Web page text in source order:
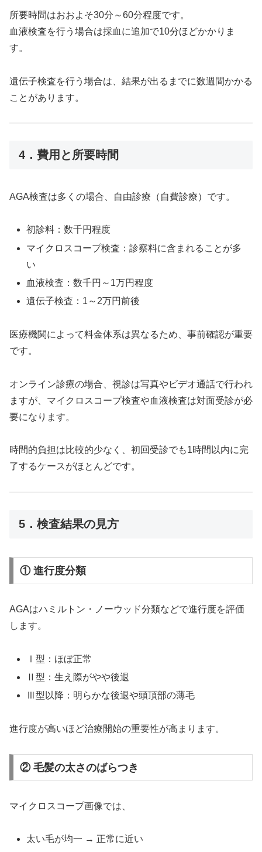
所要時間はおおよそ30分～60分程度です。
血液検査を行う場合は採血に追加で10分ほどかかりま
す。
遺伝子検査を行う場合は、結果が出るまでに数週間かかる
ことがあります。
4．費用と所要時間
AGA検査は多くの場合、自由診療（自費診療）です。
初診料：数千円程度
マイクロスコープ検査：診察料に含まれることが多
い
血液検査：数千円～1万円程度
遺伝子検査：1～2万円前後
医療機関によって料金体系は異なるため、事前確認が重要
です。
オンライン診療の場合、視診は写真やビデオ通話で行われ
ますが、マイクロスコープ検査や血液検査は対面受診が必
要になります。
時間的負担は比較的少なく、初回受診でも1時間以内に完
了するケースがほとんどです。
5．検査結果の見方
① 進行度分類
AGAはハミルトン・ノーウッド分類などで進行度を評価
します。
Ⅰ型：ほぼ正常
Ⅱ型：生え際がやや後退
Ⅲ型以降：明らかな後退や頭頂部の薄毛
進行度が高いほど治療開始の重要性が高まります。
② 毛髪の太さのばらつき
マイクロスコープ画像では、
太い毛が均一 → 正常に近い